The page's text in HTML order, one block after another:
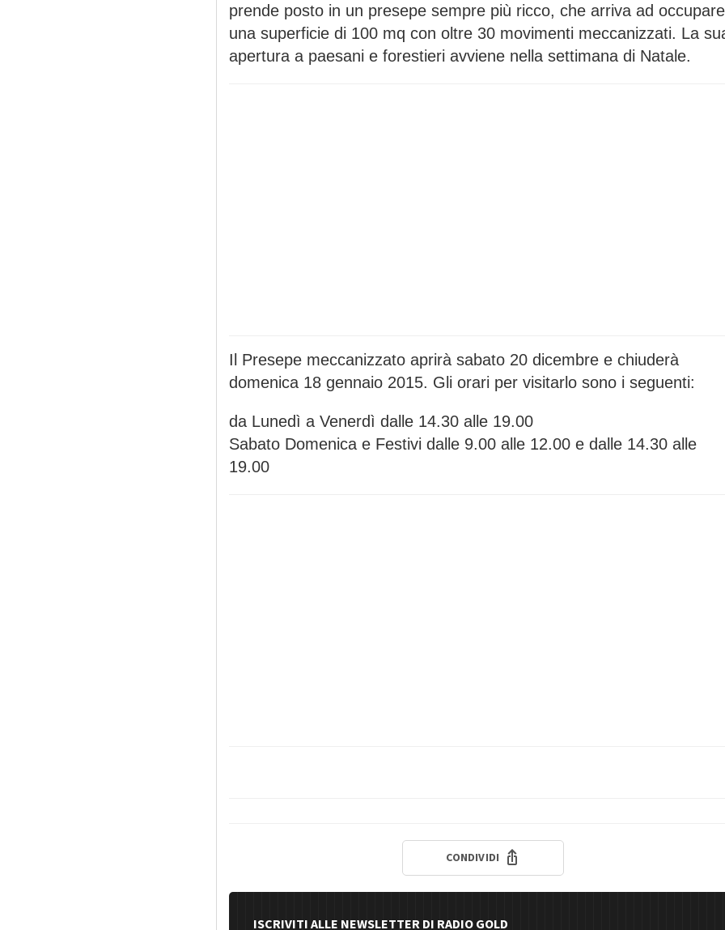
prende posto in un presepe sempre più ricco, che arriva ad occupare
una superficie di 100 mq con oltre 30 movimenti meccanizzati. La
apertura a paesani e forestieri avviene nella settimana di Natale.
Il Presepe meccanizzato aprirà sabato 20 dicembre e chiuderà
domenica 18 gennaio 2015. Gli orari per visitarlo sono i seguenti:
da Lunedì a Venerdì dalle 14.30 alle 19.00
Sabato Domenica e Festivi dalle 9.00 alle 12.00 e dalle 14.30 alle
19.00
CONDIVIDI
ISCRIVITI ALLE NEWSLETTER DI RADIO GOLD